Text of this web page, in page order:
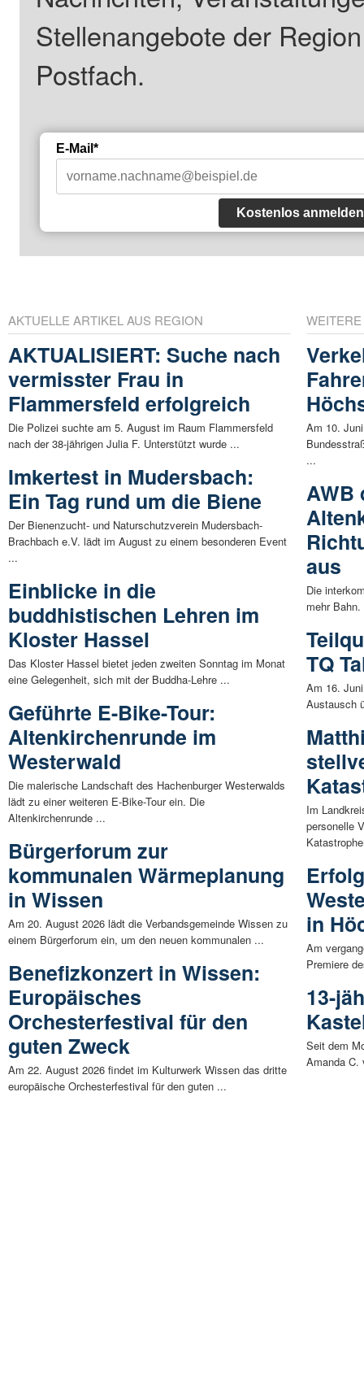
Stellenangebote der
Postfach.
E-Mail*
Kostenlos anmelden
AKTUELLE ARTIKEL AUS REGION
AKTUALISIERT: Suche nach
vermisster Frau in
Flammersfeld erfolgreich
Die Polizei suchte am 5. August im Raum Flammersfeld
nach der 38-jährigen Julia F. Unterstützt wurde ...
Imkertest in Mudersbach:
Ein Tag rund um die Biene
Der Bienenzucht- und Naturschutzverein Mudersbach-
Brachbach e.V. lädt im August zu einem besonderen Event
...
Einblicke in die
buddhistischen Lehren im
Kloster Hassel
Das Kloster Hassel bietet jeden zweiten Sonntag im Monat
eine Gelegenheit, sich mit der Buddha-Lehre ...
Geführte E-Bike-Tour:
Altenkirchenrunde im
Westerwald
Die malerische Landschaft des Hachenburger Westerwalds
lädt zu einer weiteren E-Bike-Tour ein. Die
Altenkirchenrunde ...
Bürgerforum zur
kommunalen Wärmeplanung
in Wissen
Am 20. August 2026 lädt die Verbandsgemeinde Wissen zu
einem Bürgerforum ein, um den neuen kommunalen ...
Benefizkonzert in Wissen:
Europäisches
Orchesterfestival für den
guten Zweck
Am 22. August 2026 findet im Kulturwerk Wissen das dritte
europäische Orchesterfestival für den guten ...
Am 10.
...
AWB
aus
Die
mehr
TQ
Am 16.
Austausch
Im
personelle
in
Am
Premiere
13-
Seit dem
Amanda C.